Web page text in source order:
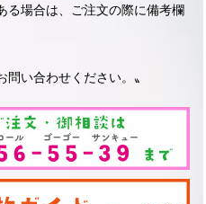
場合は、ご注文の際に備考欄
問い合わせください。〟